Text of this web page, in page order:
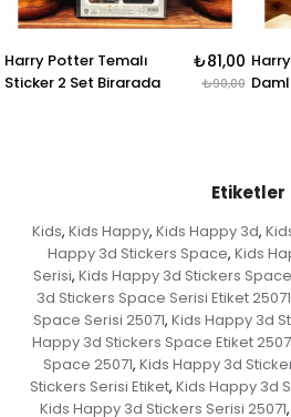
₺81,00
₺90,00
Harry Potter Kabartmalı
Damla Sticker 5li Set
Etiketler
Kids, Kids Happy, Kids Happy 3d,
Happy 3d Stickers Space, Kids
Serisi, Kids Happy 3d Stickers
3d Stickers Space Serisi Etiket 25071
Space Serisi 25071, Kids Happy 3d
Happy 3d Stickers Space Etiket
Space 25071, Kids Happy 3d
Stickers Serisi Etiket, Kids Happy 3d
Kids Happy 3d Stickers Serisi 25071,